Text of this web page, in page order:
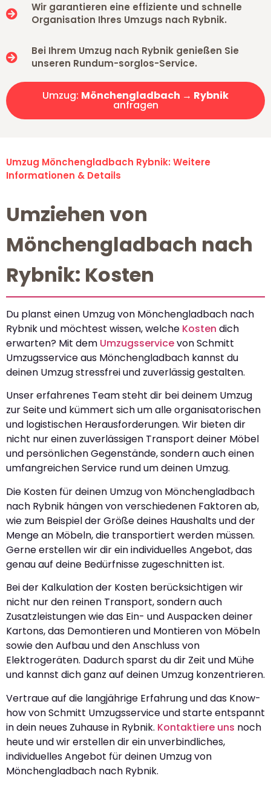
Wir garantieren eine effiziente und schnelle
Organisation Ihres Umzugs nach Rybnik.
Bei Ihrem Umzug nach Rybnik genießen Sie
unseren Rundum-sorglos-Service.
Umzug: Mönchengladbach → Rybnik
anfragen
Umzug Mönchengladbach Rybnik: Weitere
Informationen & Details
Umziehen von
Mönchengladbach nach
Rybnik: Kosten
Du planst einen Umzug von Mönchengladbach nach
Rybnik und möchtest wissen, welche Kosten dich
erwarten? Mit dem Umzugsservicevon Schmitt
Umzugsservice aus Mönchengladbach kannst du
deinen Umzug stressfrei und zuverlässig gestalten.
Unser erfahrenes Team steht dir bei deinem Umzug
zur Seite und kümmert sich um alle organisatorischen
und logistischen Herausforderungen. Wir bieten dir
nicht nur einen zuverlässigen Transport deiner Möbel
und persönlichen Gegenstände, sondern auch einen
umfangreichen Service rund um deinen Umzug.
Die Kosten für deinen Umzug von Mönchengladbach
nach Rybnik hängen von verschiedenen Faktoren ab,
wie zum Beispiel der Größe deines Haushalts und der
Menge an Möbeln, die transportiert werden müssen.
Gerne erstellen wir dir ein individuelles Angebot, das
genau auf deine Bedürfnisse zugeschnitten ist.
Bei der Kalkulation der Kosten berücksichtigen wir
nicht nur den reinen Transport, sondern auch
Zusatzleistungen wie das Ein- und Auspacken deiner
Kartons, das Demontieren und Montieren von Möbeln
sowie den Aufbau und den Anschluss von
Elektrogeräten. Dadurch sparst du dir Zeit und Mühe
und kannst dich ganz auf deinen Umzug konzentrieren.
Vertraue auf die langjährige Erfahrung und das Know-
how von Schmitt Umzugsservice und starte entspannt
in dein neues Zuhause in Rybnik. Kontaktiere uns noch
heute und wir erstellen dir ein unverbindliches,
individuelles Angebot für deinen Umzug von
Mönchengladbach nach Rybnik.